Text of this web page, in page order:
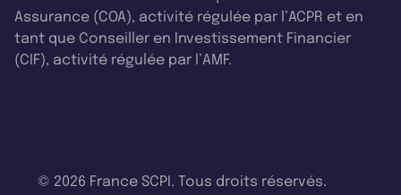
Assurance (COA), activité régulée par l’ACPR et en
tant que Conseiller en Investissement Financier
(CIF), activité régulée par l’AMF.
© 2026 France SCPI. Tous droits réservés.